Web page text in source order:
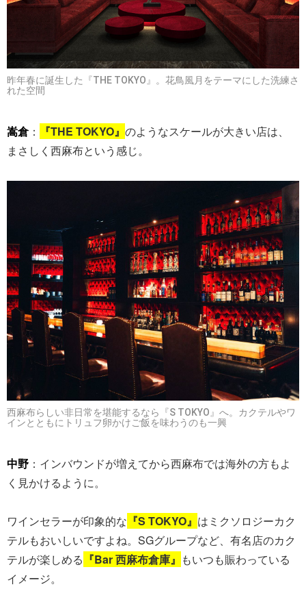
昨年春に誕生した『THE TOKYO』。花鳥風月をテーマにした洗練さ
れた空間
嵩倉： 『THE TOKYO』 のようなスケールが大きい店は、
まさしく西麻布という感じ。
西麻布らしい非日常を堪能するなら『S TOKYO』へ。カクテルやワ
インとともにトリュフ卵かけご飯を味わうのも一興
中野 ：インバウンドが増えてから西麻布では海外の方もよ
く見かけるように。
ワインセラーが印象的な 『S TOKYO』 はミクソロジーカク
テルもおいしいですよね。SGグループなど、有名店のカク
テルが楽しめる 『Bar 西麻布倉庫』 もいつも賑わっている
イメージ。